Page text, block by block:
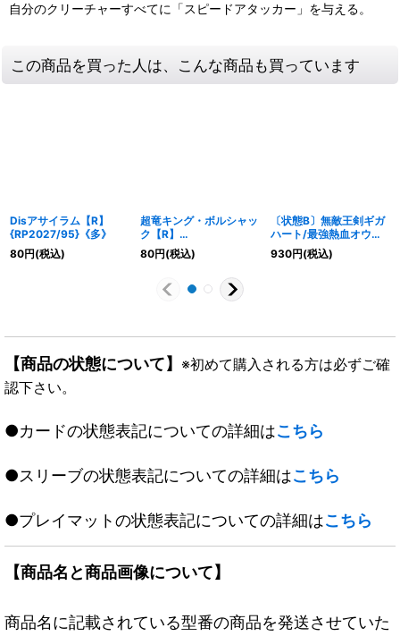
自分のクリーチャーすべてに「スピードアタッカー」を与える。
この商品を買った人は、こんな商品も買っています
Disアサイラム【R】
{RP2027/95}《多》
80円(税込)
超竜キング・ボルシャッ
ク【R】
{24EX250/100}《火》
80円(税込)
〔状態B〕無敵王剣ギガ
ハート/最強熱血オウギ
ンガ【VV】
{DMX26VV3b/VV4/V
930円(税込)
【商品の状態について】 ※初めて購入される方は必ずご確
認下さい。
●カードの状態表記についての詳細はこちら
●スリーブの状態表記についての詳細はこちら
●プレイマットの状態表記についての詳細はこちら
【商品名と商品画像について】
商品名に記載されている型番の商品を発送させていた